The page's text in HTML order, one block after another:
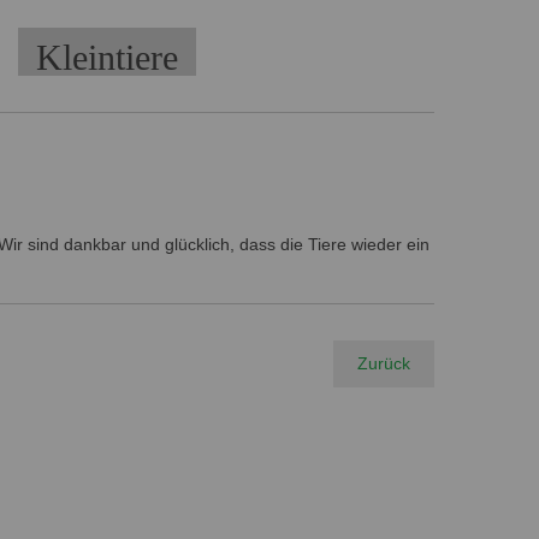
Kleintiere
sind dankbar und glücklich, dass die Tiere wieder ein
Zurück